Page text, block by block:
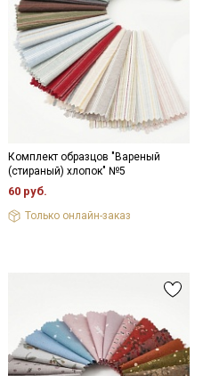
Комплект образцов "Вареный
(стираный) хлопок" №5
60 руб.
Только онлайн-заказ